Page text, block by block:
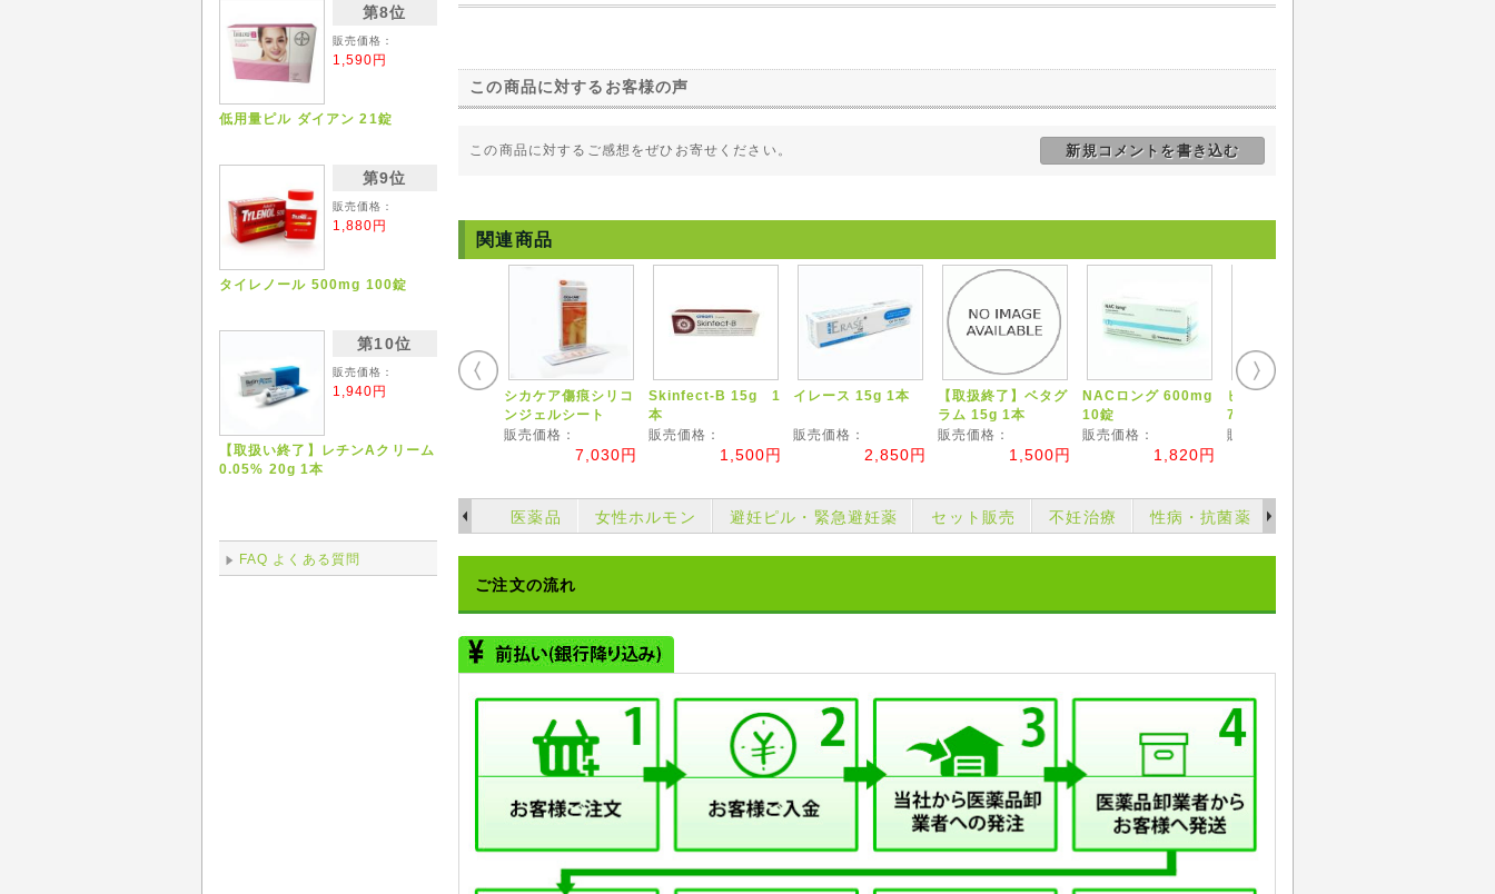
この商品に対するお客様の声
この商品に対するご感想をぜひお寄せください。 新規コメントを書き込む
関連商品
シカケア傷痕シリコ
ンジェルシート
販売価格：
7,030円
Skinfect-B 15g 1
本
販売価格：
1,500円
イレース 15g 1本
販売価格：
2,850円
【取扱終了】ベタグ
ラム 15g 1本
販売価格：
1,500円
NACロング 600mg
10錠
販売価格：
1,820円
ヒルスカージェル
7g
販売価格：
医薬品 女性ホルモン 避妊ピル・緊急避妊薬 セット販売 不妊治療 性病・抗菌薬
ご注文の流れ
第8位
販売価格：
1,590円
低用量ピル ダイアン 21錠
第9位
販売価格：
1,880円
タイレノール 500mg 100錠
第10位
販売価格：
1,940円
【取扱い終了】レチンAクリーム
0.05% 20g 1本
FAQ よくある質問